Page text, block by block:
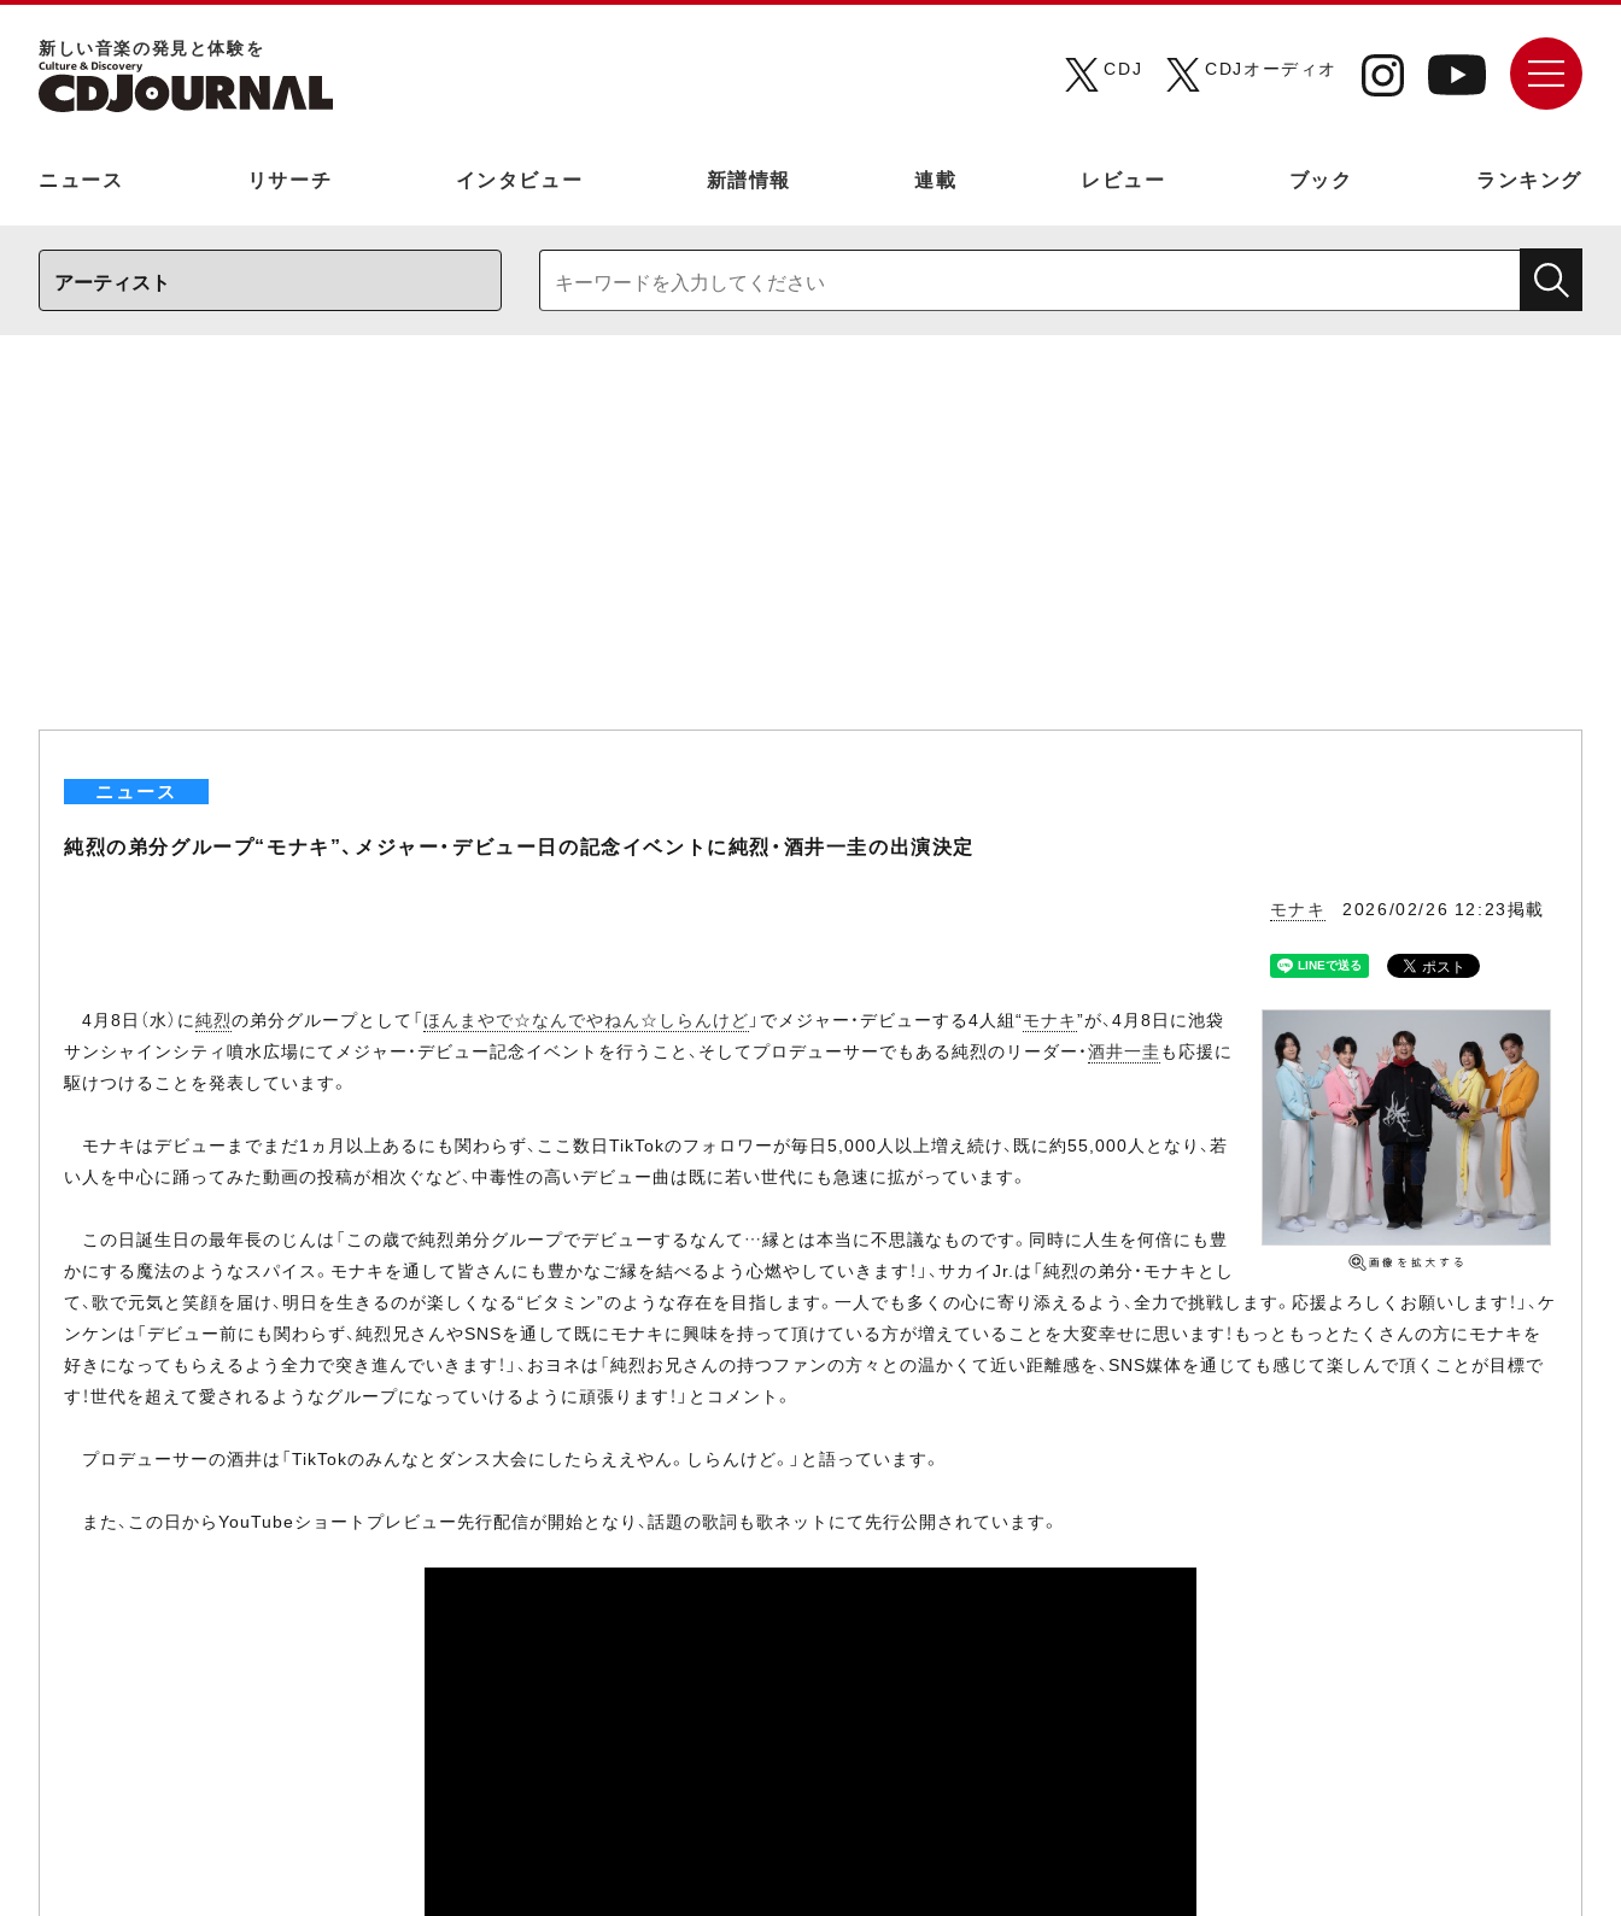
新しい⾳楽の発⾒と体験を
CDJ
CDJオーディオ
ニュース リサーチ インタビュー 新譜情報 連載 レビュー ブック ランキング
ニュース
純烈の弟分グループ“モナキ”、メジャー・デビュー日の記念イベントに純烈・酒井一圭の出演決定
モナキ 2026/02/26 12:23掲載
4月8日（水）に純烈の弟分グループとして「ほんまやで☆なんでやねん☆しらんけど 」でメジャー・デビューする4人組“モナキ”が、4月8日に池袋
サンシャインシティ噴水広場にてメジャー・デビュー記念イベントを行うこと、そしてプロデューサーでもある純烈のリーダー・酒井一圭 も応援に
駆けつけることを発表しています。
モナキはデビューまでまだ1ヵ月以上あるにも関わらず、ここ数日TikTokのフォロワーが毎日5,000人以上増え続け、既に約55,000人となり、若
い人を中心に踊ってみた動画の投稿が相次ぐなど、中毒性の高いデビュー曲は既に若い世代にも急速に拡がっています。
この日誕生日の最年長のじんは「この歳で純烈弟分グループでデビューするなんて…縁とは本当に不思議なものです。同時に人生を何倍にも豊
かにする魔法のようなスパイス。モナキを通して皆さんにも豊かなご縁を結べるよう心燃やしていきます！」、サカイJr.は「純烈の弟分・モナキとし
て、歌で元気と笑顔を届け、明日を生きるのが楽しくなる“ビタミン”のような存在を目指します。一人でも多くの心に寄り添えるよう、全力で挑戦します。応援よろしくお願いします！」、ケ
ンケンは「デビュー前にも関わらず、純烈兄さんやSNSを通して既にモナキに興味を持って頂けている方が増えていることを大変幸せに思います！もっともっとたくさんの方にモナキを
好きになってもらえるよう全力で突き進んでいきます！」、おヨネは「純烈お兄さんの持つファンの方々との温かくて近い距離感を、SNS媒体を通じても感じて楽しんで頂くことが目標で
す！世代を超えて愛されるようなグループになっていけるように頑張ります！」とコメント。
プロデューサーの酒井は「TikTokのみんなとダンス大会にしたらええやん。しらんけど。」と語っています。
また、この日からYouTubeショートプレビュー先行配信が開始となり、話題の歌詞も歌ネットにて先行公開されています。